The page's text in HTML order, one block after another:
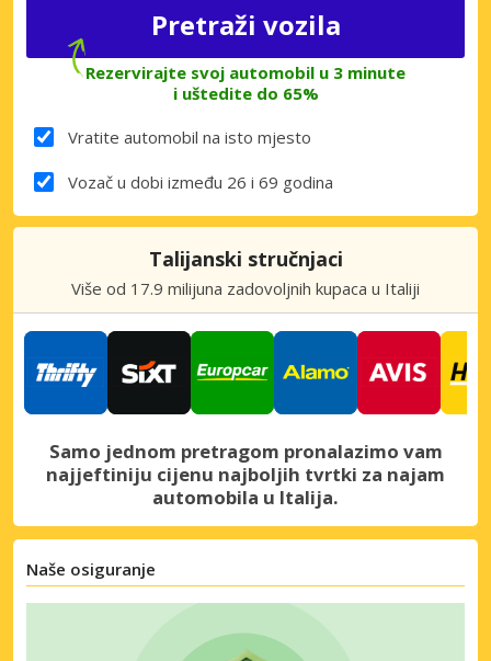
Rezervirajte svoj automobil u 3 minute
i uštedite do 65%
Vratite automobil na isto mjesto
Vozač u dobi između 26 i 69 godina
Talijanski stručnjaci
Više od 17.9 milijuna zadovoljnih kupaca u Italiji
Samo jednom pretragom pronalazimo vam
najjeftiniju cijenu najboljih tvrtki za najam
automobila u Italija.
Naše osiguranje